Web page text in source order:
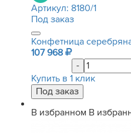
Артикул: 8180/1
Под заказ
Конфетница
107 968
-
Купить в 1 клик
В избранном В